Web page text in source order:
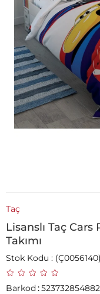
Taç
Lisanslı Taç
Takımı
Stok Kodu (Ç0056140)
Barkod: